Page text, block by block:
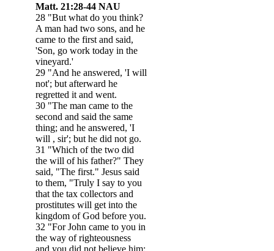
Matt. 21:28-44 NAU
28 "But what do you think?
A man had two sons, and he
came to the first and said,
'Son, go work today in the
vineyard.'
29 "And he answered, 'I will
not'; but afterward he
regretted it and went.
30 "The man came to the
second and said the same
thing; and he answered, 'I
will , sir'; but he did not go.
31 "Which of the two did
the will of his father?" They
said, "The first." Jesus said
to them, "Truly I say to you
that the tax collectors and
prostitutes will get into the
kingdom of God before you.
32 "For John came to you in
the way of righteousness
and you did not believe him;